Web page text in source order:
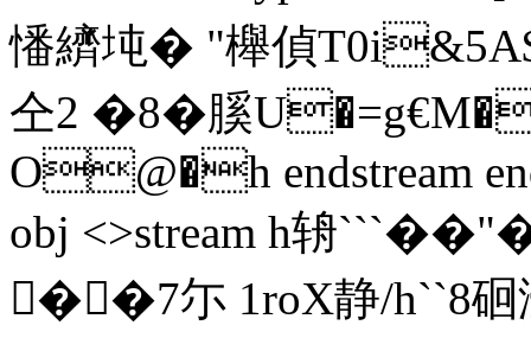
憣纃坉� "櫸偵
仝2 �8�膎
O@�h endstream
obj <>stream h辀```� �
��7尓 1roX静/h``8